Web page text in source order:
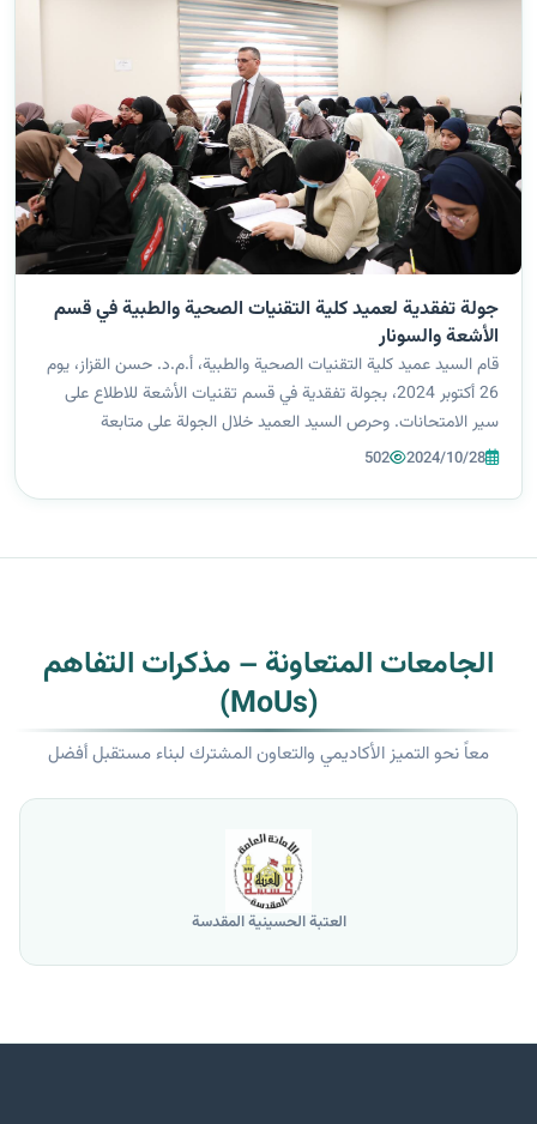
جولة تفقدية لعميد كلية التقنيات الصحية والطبية في قسم
الأشعة والسونار
قام السيد عميد كلية التقنيات الصحية والطبية، أ.م.د. حسن القزاز، يوم
26 أكتوبر 2024، بجولة تفقدية في قسم تقنيات الأشعة للاطلاع على
سير الامتحانات. وحرص السيد العميد خلال الجولة على متابعة
الإجراءات التنظيمية المتبعة في القاعات الامتحانية، مؤكدًا على ضرورة
2024/10/28
502
الجامعات المتعاونة – مذكرات التفاهم
(MoUs)
معاً نحو التميز الأكاديمي والتعاون المشترك لبناء مستقبل أفضل
العتبة الحسينية المقدسة